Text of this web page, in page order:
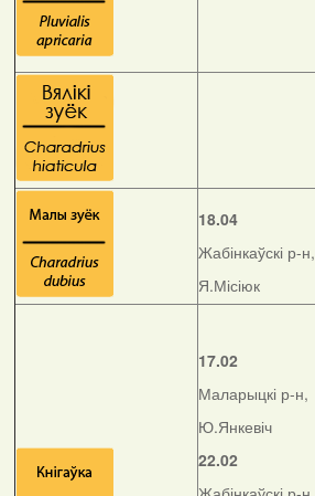
18.04
Жабінкаўскі р-н,
Я.Місіюк
17.02
Маларыцкі р-н,
Ю.Янкевіч
22.02